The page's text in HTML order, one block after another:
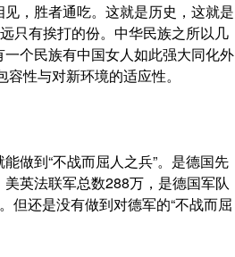
，胜者通吃。这就是历史，这就是
只有挨打的份。中华民族之所以几
个民族有中国女人如此强大同化外
性与对新环境的适应性。
做到“不战而屈人之兵”。是德国先
英法联军总数288万，是德国军队
但还是没有做到对德军的“不战而屈